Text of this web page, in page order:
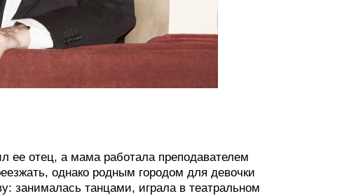
ее отец, а мама работала преподавателем
однако родным городом для девочки
занималась танцами, играла в театральном